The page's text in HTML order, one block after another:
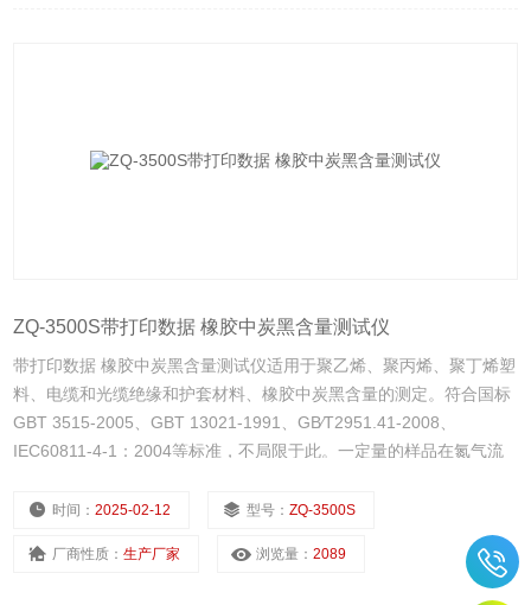
ZQ-3500S带打印数据 橡胶中炭黑含量测试仪
带打印数据 橡胶中炭黑含量测试仪适用于聚乙烯、聚丙烯、聚丁烯塑
料、电缆和光缆绝缘和护套材料、橡胶中炭黑含量的测定。符合国标
GBT 3515-2005、GBT 13021-1991、GB∕T2951.41-2008、
IEC60811-4-1：2004等标准，不局限于此。一定量的样品在氮气流
重量计算得到炭黑含量、灰分含量。
时间：2025-02-12 型号：ZQ-3500S
厂商性质：生产厂家 浏览量：2089